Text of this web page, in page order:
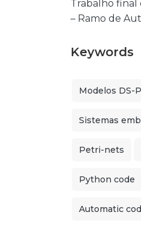
Trabalho final
– Ramo de
Keywords
Modelos DS-
Sistemas
Petri-nets
Python code
Automatic